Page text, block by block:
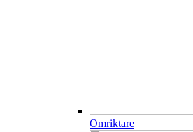
Omriktare